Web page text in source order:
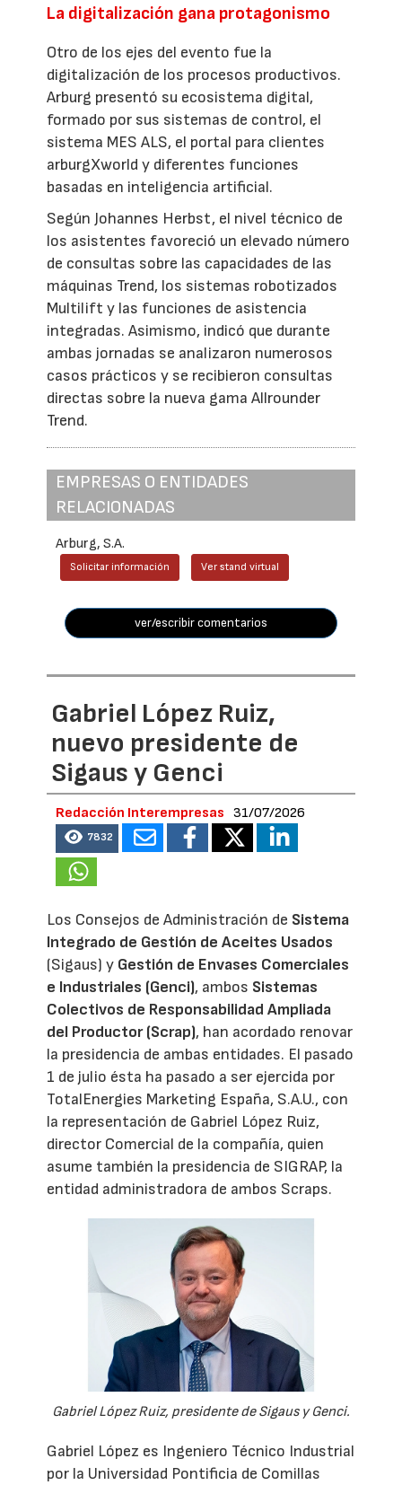
La digitalización gana protagonismo
Otro de los ejes del evento fue la
digitalización de los procesos productivos.
Arburg presentó su ecosistema digital,
formado por sus sistemas de control, el
sistema MES ALS, el portal para clientes
arburgXworld y diferentes funciones
basadas en inteligencia artificial.
Según Johannes Herbst, el nivel técnico de
los asistentes favoreció un elevado número
de consultas sobre las capacidades de las
máquinas Trend, los sistemas robotizados
Multilift y las funciones de asistencia
integradas. Asimismo, indicó que durante
ambas jornadas se analizaron numerosos
casos prácticos y se recibieron consultas
directas sobre la nueva gama Allrounder
Trend.
EMPRESAS O ENTIDADES
RELACIONADAS
Arburg, S.A.
Solicitar información Ver stand virtual
ver/escribir comentarios
Gabriel López Ruiz,
nuevo presidente de
Sigaus y Genci
Redacción Interempresas 31/07/2026
7832
Los Consejos de Administración de Sistema
Integrado de Gestión de Aceites Usados
(Sigaus) y Gestión de Envases Comerciales
e Industriales (Genci), ambos Sistemas
Colectivos de Responsabilidad Ampliada
del Productor (Scrap), han acordado renovar
la presidencia de ambas entidades. El pasado
1 de julio ésta ha pasado a ser ejercida por
TotalEnergies Marketing España, S.A.U., con
la representación de Gabriel López Ruiz,
director Comercial de la compañía, quien
asume también la presidencia de SIGRAP, la
entidad administradora de ambos Scraps.
Gabriel López Ruiz, presidente de Sigaus y Genci.
Gabriel López es Ingeniero Técnico Industrial
por la Universidad Pontificia de Comillas